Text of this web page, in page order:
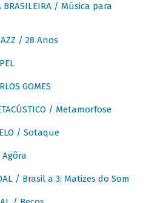
BRASILEIRA / Música para
/ 28 Anos
GOMES
/ Metamorfose
/ Sotaque
Agôra
/ Brasil a 3: Matizes do Som